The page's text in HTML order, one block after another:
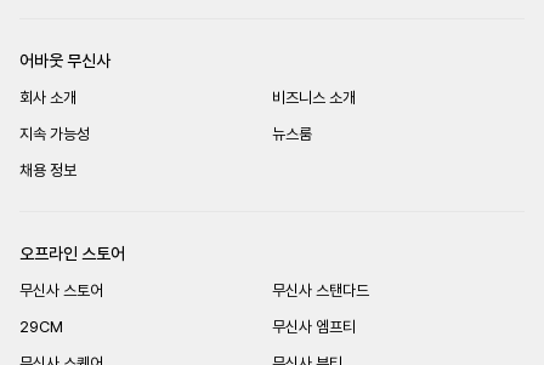
어바웃 무신사
회사 소개
비즈니스 소개
지속 가능성
뉴스룸
채용 정보
오프라인 스토어
무신사 스토어
무신사 스탠다드
29CM
무신사 엠프티